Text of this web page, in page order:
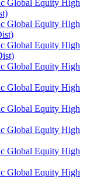
Global Equity High
Global Equity High
Global Equity High
Global Equity High
Global Equity High
Global Equity High
Global Equity High
Global Equity High
Global Equity High